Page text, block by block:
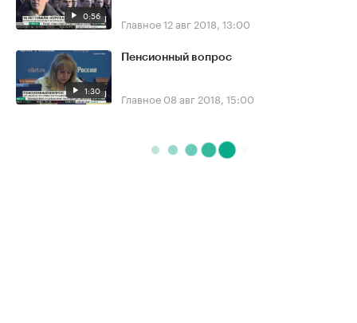
0:56 Главное12 авг 2018, 13:00
1:30
Пенсионный вопрос
Главное 08 авг 2018, 15:00